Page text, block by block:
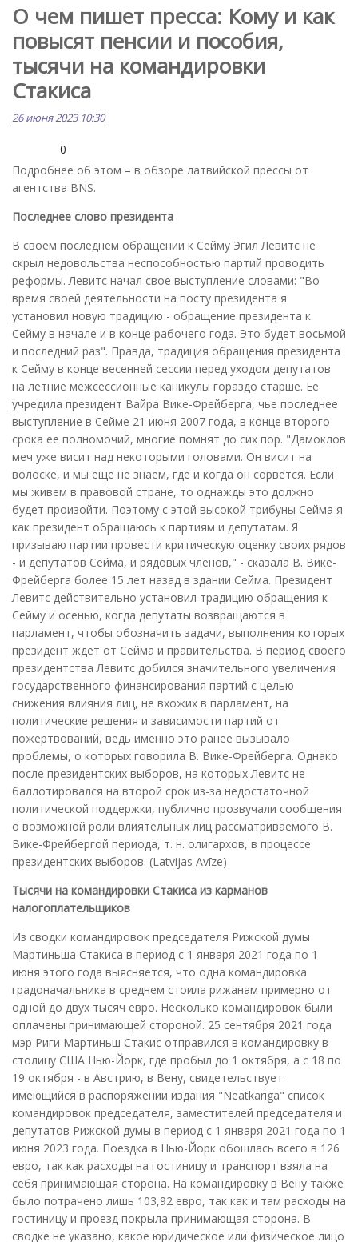
О чем пишет пресса: Кому и как
повысят пенсии и пособия,
тысячи на командировки
Стакиса
26 июня 2023 10:30
0
Подробнее об этом – в обзоре латвийской прессы от
агентства BNS.
Последнее слово президента
В своем последнем обращении к Сейму Эгил Левитс не
скрыл недовольства неспособностью партий проводить
реформы. Левитс начал свое выступление словами: "Во
время своей деятельности на посту президента я
установил новую традицию - обращение президента к
Сейму в начале и в конце рабочего года. Это будет восьмой
и последний раз". Правда, традиция обращения президента
к Сейму в конце весенней сессии перед уходом депутатов
на летние межсессионные каникулы гораздо старше. Ее
учредила президент Вайра Вике-Фрейберга, чье последнее
выступление в Сейме 21 июня 2007 года, в конце второго
срока ее полномочий, многие помнят до сих пор. "Дамоклов
меч уже висит над некоторыми головами. Он висит на
волоске, и мы еще не знаем, где и когда он сорвется. Если
мы живем в правовой стране, то однажды это должно
будет произойти. Поэтому с этой высокой трибуны Сейма я
как президент обращаюсь к партиям и депутатам. Я
призываю партии провести критическую оценку своих рядов
- и депутатов Сейма, и рядовых членов," - сказала В. Вике-
Фрейберга более 15 лет назад в здании Сейма. Президент
Левитс действительно установил традицию обращения к
Сейму и осенью, когда депутаты возвращаются в
парламент, чтобы обозначить задачи, выполнения которых
президент ждет от Сейма и правительства. В период своего
президентства Левитс добился значительного увеличения
государственного финансирования партий с целью
снижения влияния лиц, не вхожих в парламент, на
политические решения и зависимости партий от
пожертвований, ведь именно это ранее вызывало
проблемы, о которых говорила В. Вике-Фрейберга. Однако
после президентских выборов, на которых Левитс не
баллотировался на второй срок из-за недостаточной
политической поддержки, публично прозвучали сообщения
о возможной роли влиятельных лиц рассматриваемого В.
Вике-Фрейбергой периода, т. н. олигархов, в процессе
президентских выборов. (Latvijas Avīze)
Тысячи на командировки Стакиса из карманов
налогоплательщиков
Из сводки командировок председателя Рижской думы
Мартиньша Стакиса в период с 1 января 2021 года по 1
июня этого года выясняется, что одна командировка
градоначальника в среднем стоила рижанам примерно от
одной до двух тысяч евро. Несколько командировок были
оплачены принимающей стороной. 25 сентября 2021 года
мэр Риги Мартиньш Стакис отправился в командировку в
столицу США Нью-Йорк, где пробыл до 1 октября, а с 18 по
19 октября - в Австрию, в Вену, свидетельствует
имеющийся в распоряжении издания "Neatkarīgā" список
командировок председателя, заместителей председателя и
депутатов Рижской думы в период с 1 января 2021 года по 1
июня 2023 года. Поездка в Нью-Йорк обошлась всего в 126
евро, так как расходы на гостиницу и транспорт взяла на
себя принимающая сторона. На командировку в Вену также
было потрачено лишь 103,92 евро, так как и там расходы на
гостиницу и проезд покрыла принимающая сторона. В
сводке не указано, какое юридическое или физическое лицо